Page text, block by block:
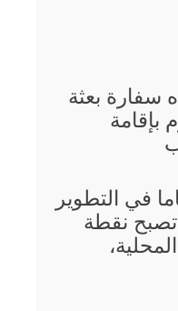
سفارة بعثة
بإقامة
في التطوير
تصبح نقطة